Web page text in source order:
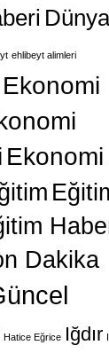
ehlibeyt alimleri
Ekonomi
Dakika
Hatice Eğrice Iğdır